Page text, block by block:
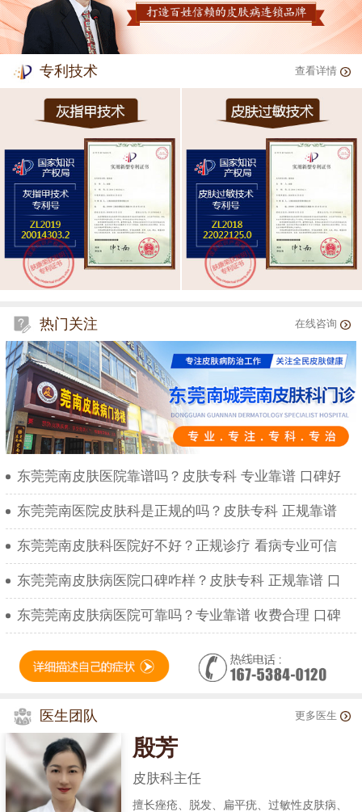
专利技术 查看详情
热门关注 在线咨询
东莞莞南皮肤医院靠谱吗？皮肤专科 专业靠谱 口碑好
东莞莞南医院皮肤科是正规的吗？皮肤专科 正规靠谱
东莞莞南皮肤科医院好不好？正规诊疗 看病专业可信
东莞莞南皮肤病医院口碑咋样？皮肤专科 正规靠谱 口
东莞莞南皮肤病医院可靠吗？专业靠谱 收费合理 口碑
医生团队 更多医生
殷芳
皮肤科主任
擅长痤疮、脱发、扁平疣、过敏性皮肤病、